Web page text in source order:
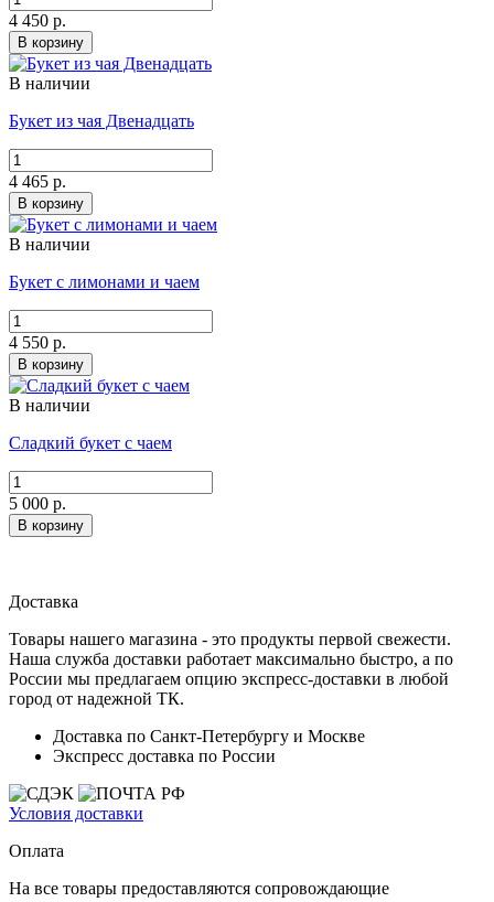
4 450 р.
В корзину
В наличии
Букет из чая Двенадцать
4 465 р.
В корзину
В наличии
Букет с лимонами и чаем
4 550 р.
В корзину
В наличии
Сладкий букет с чаем
5 000 р.
В корзину
Доставка
Товары нашего магазина - это продукты первой свежести.
Наша служба доставки работает максимально быстро, а по
России мы предлагаем опцию экспресс-доставки в любой
город от надежной ТК.
Доставка по Санкт-Петербургу и Москве
Экспресс доставка по России
Условия доставки
Оплата
На все товары предоставляются сопровождающие